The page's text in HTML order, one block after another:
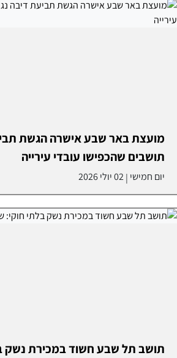
מועצת באר שבע אישרה הגשת
תושבים שהכפישו עובדי עירייה
יום חמישי |02 יולי 2026
תושב תל שבע חשוד במכירת נשק